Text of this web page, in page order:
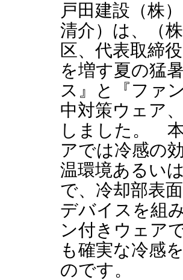
戸田建設（株
清介）は、（
区、代表取締
を増す夏の猛
ス』と『ファ
中対策ウェア
しました。
アでは冷感の
温環境あるい
で、冷却部表
デバイスを組
ン付きウェア
も確実な冷感
のです。